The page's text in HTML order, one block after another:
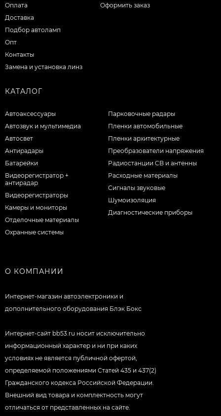
Оплата
Доставка
Подбор автоламп
Опт
Контакты
Замена и установка линз
Оформить заказ
КАТАЛОГ
Автоаксессуары
Автозвук и мультимедиа
Автосвет
Антирадары
Батарейки
Видеорегистратор +
антирадар
Видеорегистраторы
Камеры и мониторы
Отделочные материалы
Охранные системы
Парковочные радары
Пленки автомобильные
Пленки архитектурные
Преобразователи напряжения
Радиостанции CB и антенны
Расходные материалы
Сигналы звуковые
Шумоизоляция
Диагностические приборы
О КОМПАНИИ
Интернет-магазин автоэлектроники и
дополнительного оборудования Блэк Бокс
Интернет-сайт bb53.ru носит исключительно
информационный характер и ни при каких
условиях не является публичной офертой,
определяемой положениями Статей 435 и 437(2)
Гражданского кодекса Российской Федерации.
Внешний вид товара и комплектность могут
отличаться от представленных на сайте.